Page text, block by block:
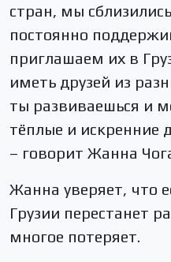
стран, мы
постоянно
приглашаем их в
иметь друзей из
ты развиваешься и
тёплые и искренние
– говорит Жанна
Жанна уверяет, что
Грузии перестанет
многое потеряет.